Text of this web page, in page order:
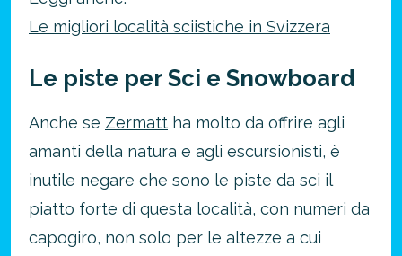
Le migliori località sciistiche in Svizzera
Le piste per Sci e Snowboard
Anche se Zermatt ha molto da offrire agli
amanti della natura e agli escursionisti, è
inutile negare che sono le piste da sci il
piatto forte di questa località, con numeri da
capogiro, non solo per le altezze a cui